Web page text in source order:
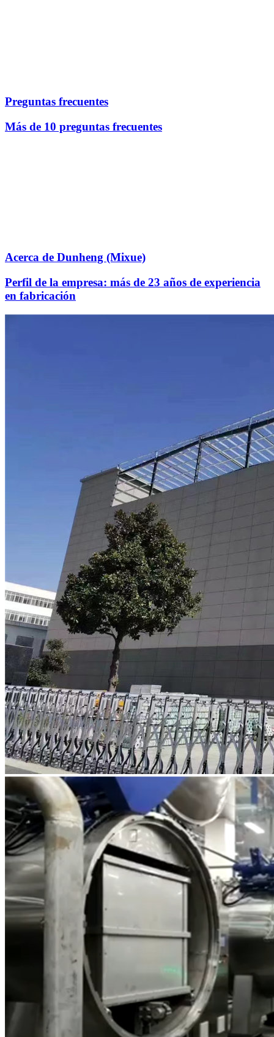
Preguntas frecuentes
Más de 10 preguntas frecuentes
Acerca de Dunheng (Mixue)
Perfil de la empresa: más de 23 años de experiencia
en fabricación